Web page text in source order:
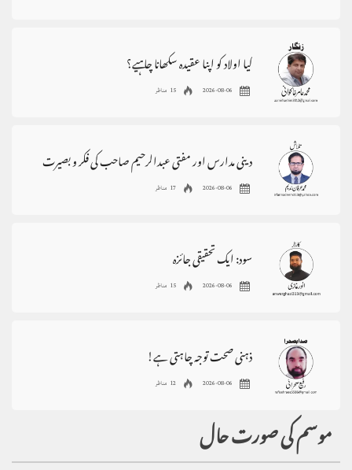
کیا اولاد کو اپنا عقیدہ سکھانا چاہیے؟
2026-08-06 15 مناظر
دینی مدارس اور مفتی عبدالرحیم صاحب کی فکر و بصیرت
2026-08-06 17 مناظر
سود: ایک تحقیقی جائزہ
2026-08-06 15 مناظر
ذہنی صحت توجہ چاہتی ہے!
2026-08-06 12 مناظر
موسم کی صورت حال